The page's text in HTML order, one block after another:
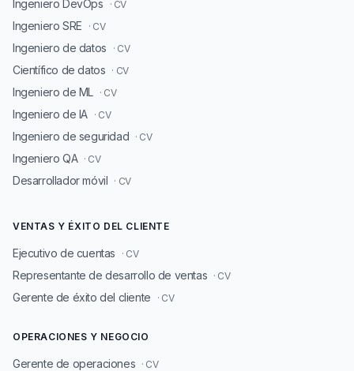
Ingeniero DevOps · CV
Ingeniero SRE · CV
Ingeniero de datos · CV
Científico de datos · CV
Ingeniero de ML · CV
Ingeniero de IA · CV
Ingeniero de seguridad · CV
Ingeniero QA · CV
Desarrollador móvil · CV
VENTAS Y ÉXITO DEL CLIENTE
Ejecutivo de cuentas · CV
Representante de desarrollo de ventas · CV
Gerente de éxito del cliente · CV
OPERACIONES Y NEGOCIO
Gerente de operaciones · CV